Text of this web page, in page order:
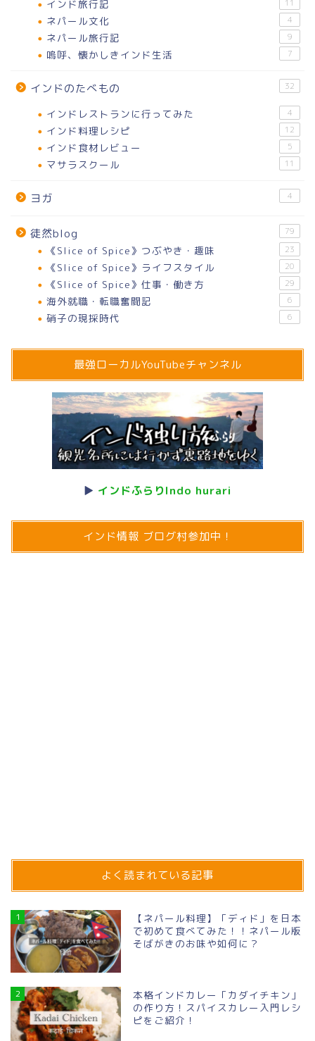
インド旅行記 11
ネパール文化 4
ネパール旅行記 9
嗚呼、懐かしきインド生活 7
インドのたべもの 32
インドレストランに行ってみた 4
インド料理レシピ 12
インド食材レビュー 5
マサラスクール 11
ヨガ 4
徒然blog 79
《Slice of Spice》つぶやき・趣味 23
《Slice of Spice》ライフスタイル 20
《Slice of Spice》仕事・働き方 29
海外就職・転職奮闘記 6
硝子の現採時代 6
最強ローカルYouTubeチャンネル
▶ インドふらりIndo hurari
インド情報 ブログ村参加中！
よく読まれている記事
1
【ネパール料理】「ディド」を日本
で初めて食べてみた！！ネパール版
そばがきのお味や如何に？
2
本格インドカレー「カダイチキン」
の作り方！スパイスカレー入門レシ
ピをご紹介！